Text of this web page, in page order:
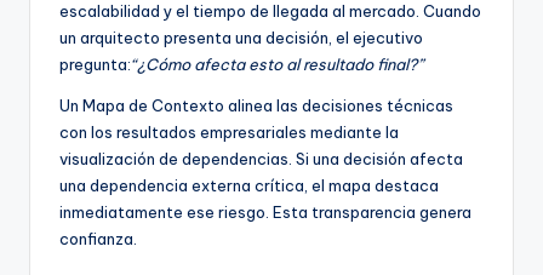
escalabilidad y el tiempo de llegada al mercado. Cuando
un arquitecto presenta una decisión, el ejecutivo
pregunta:“¿Cómo afecta esto al resultado final?”
Un Mapa de Contexto alinea las decisiones técnicas
con los resultados empresariales mediante la
visualización de dependencias. Si una decisión afecta
una dependencia externa crítica, el mapa destaca
inmediatamente ese riesgo. Esta transparencia genera
confianza.